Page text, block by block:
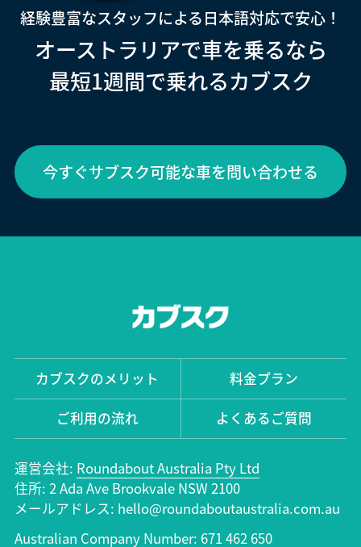
経験豊富なスタッフによる日本語対応で安心！
オーストラリアで車を乗るなら
最短1週間で乗れるカブスク
今すぐサブスク可能な車を問い合わせる
カブスクのメリット 料金プラン
ご利用の流れ よくあるご質問
運営会社: Roundabout Australia Pty Ltd
住所: 2 Ada Ave Brookvale NSW 2100
メールアドレス: hello@roundaboutaustralia.com.au
Australian Company Number: 671 462 650